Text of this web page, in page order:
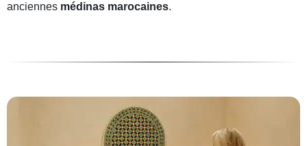
anciennes médinas marocaines.